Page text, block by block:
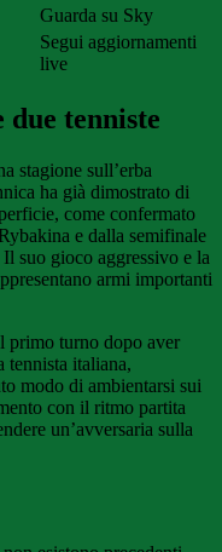
Guarda su Sky
Segui aggiornamenti
live
tenniste
stagione sull’erba
ha già dimostrato di
come confermato
e dalla semifinale
suo gioco aggressivo e la
armi importanti
primo turno dopo aver
tennista italiana,
modo di ambientarsi sui
con il ritmo partita
un’avversaria sulla